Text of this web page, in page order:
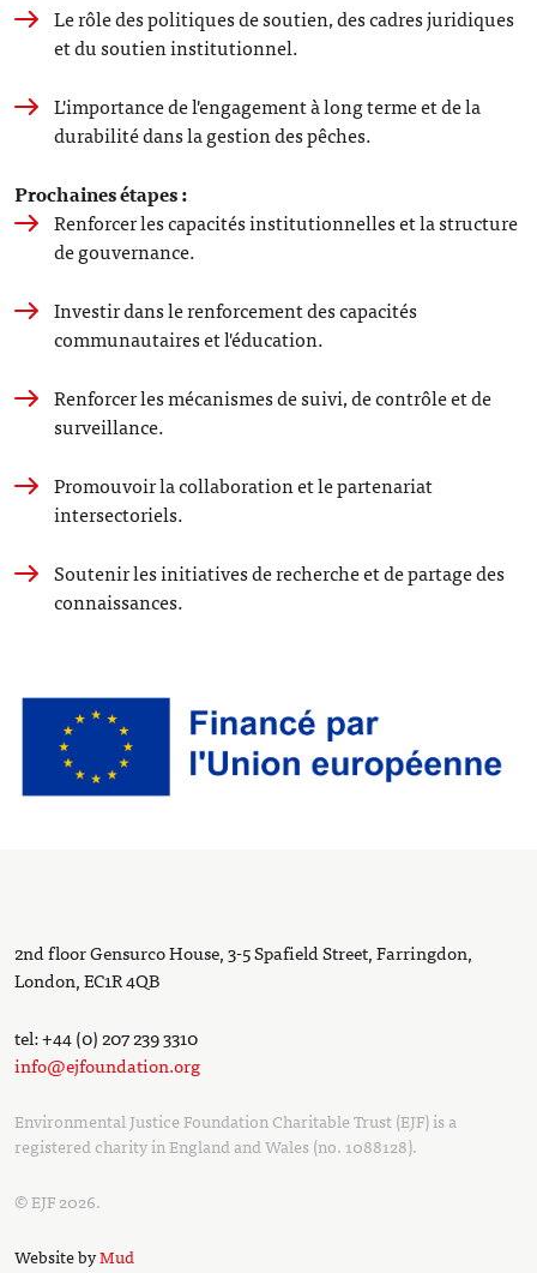
Le rôle des politiques de soutien, des cadres juridiques
et du soutien institutionnel.
L'importance de l'engagement à long terme et de la
durabilité dans la gestion des pêches.
Prochaines étapes :
Renforcer les capacités institutionnelles et la structure
de gouvernance.
Investir dans le renforcement des capacités
communautaires et l'éducation.
Renforcer les mécanismes de suivi, de contrôle et de
surveillance.
Promouvoir la collaboration et le partenariat
intersectoriels.
Soutenir les initiatives de recherche et de partage des
connaissances.
2nd floor Gensurco House, 3-5 Spafield Street, Farringdon,
London, EC1R 4QB
tel: +44 (0) 207 239 3310
info@ejfoundation.org
Environmental Justice Foundation Charitable Trust (EJF) is a
registered charity in England and Wales (no. 1088128).
© EJF 2026.
Website byMud